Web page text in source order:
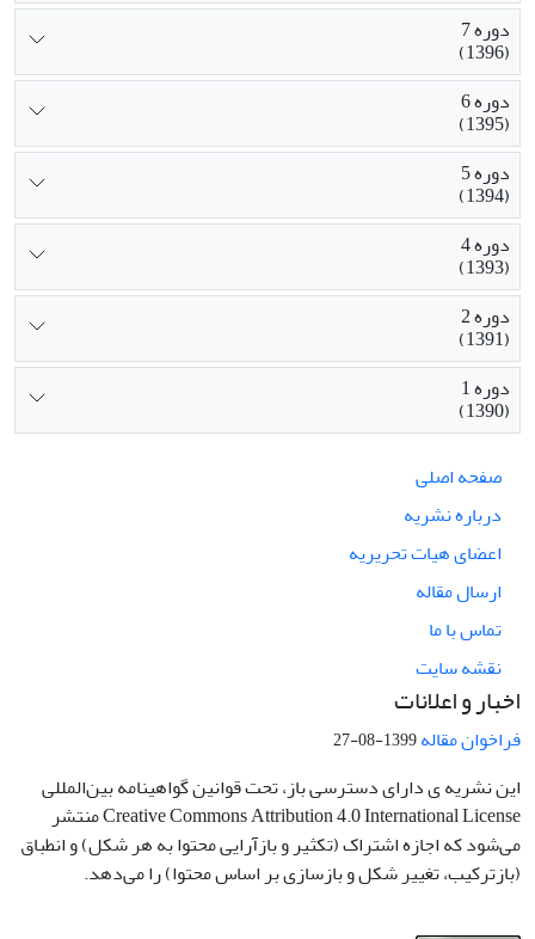
دوره 7
(1396)
دوره 6
(1395)
دوره 5
(1394)
دوره 4
(1393)
دوره 2
(1391)
دوره 1
(1390)
صفحه اصلی
درباره نشریه
اعضای هیات تحریریه
ارسال مقاله
تماس با ما
نقشه سایت
اخبار و اعلانات
فراخوان مقاله1399-08-27
این نشریه ی دارای دسترسی باز، تحت قوانین گواهینامه بین‌المللی
Creative Commons Attribution 4.0 International License منتشر
می‌شود که اجازه اشتراک (تکثیر و بازآرایی محتوا به هر شکل) و انطباق
(بازترکیب، تغییر شکل و بازسازی بر اساس محتوا) را می‌دهد.